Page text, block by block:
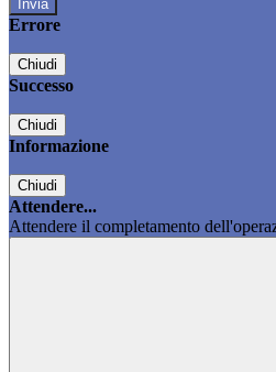
Errore
Chiudi
Successo
Chiudi
Informazione
Chiudi
Attendere...
Attendere il completamento